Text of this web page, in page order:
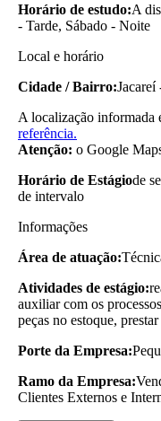
Horário de estudo:A
- Tarde, Sábado - Noite
Local e horário
Cidade / Bairro:
A localização informada
referência.
Atenção: o Google
Horário de Estágiode
de intervalo
Informações
Área de atuação:
Atividades de estágio:
auxiliar com os
peças no estoque,
Porte da Empresa:
Ramo da Empresa:
Clientes Externos e